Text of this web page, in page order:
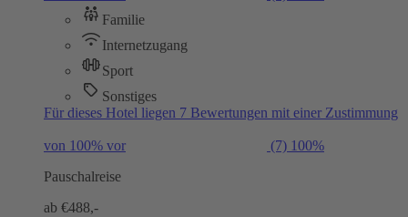
Familie
Internetzugang
Sport
Sonstiges
Für dieses Hotel liegen 7 Bewertungen mit einer Zustimmung
von 100% vor (7) 100%
Pauschalreise
ab €488,-